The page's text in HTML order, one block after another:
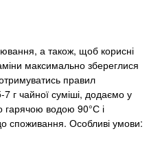
а також, щоб корисні
максимально збереглися
правил
г чайної суміші, додаємо у
гарячою водою 90°С і
споживання. Особливі умови: